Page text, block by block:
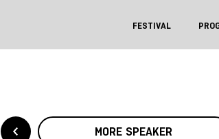
FESTIVAL
MORE SPEAKER